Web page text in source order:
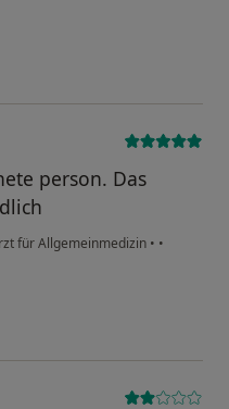
person. Das
für Allgemeinmedizin • •